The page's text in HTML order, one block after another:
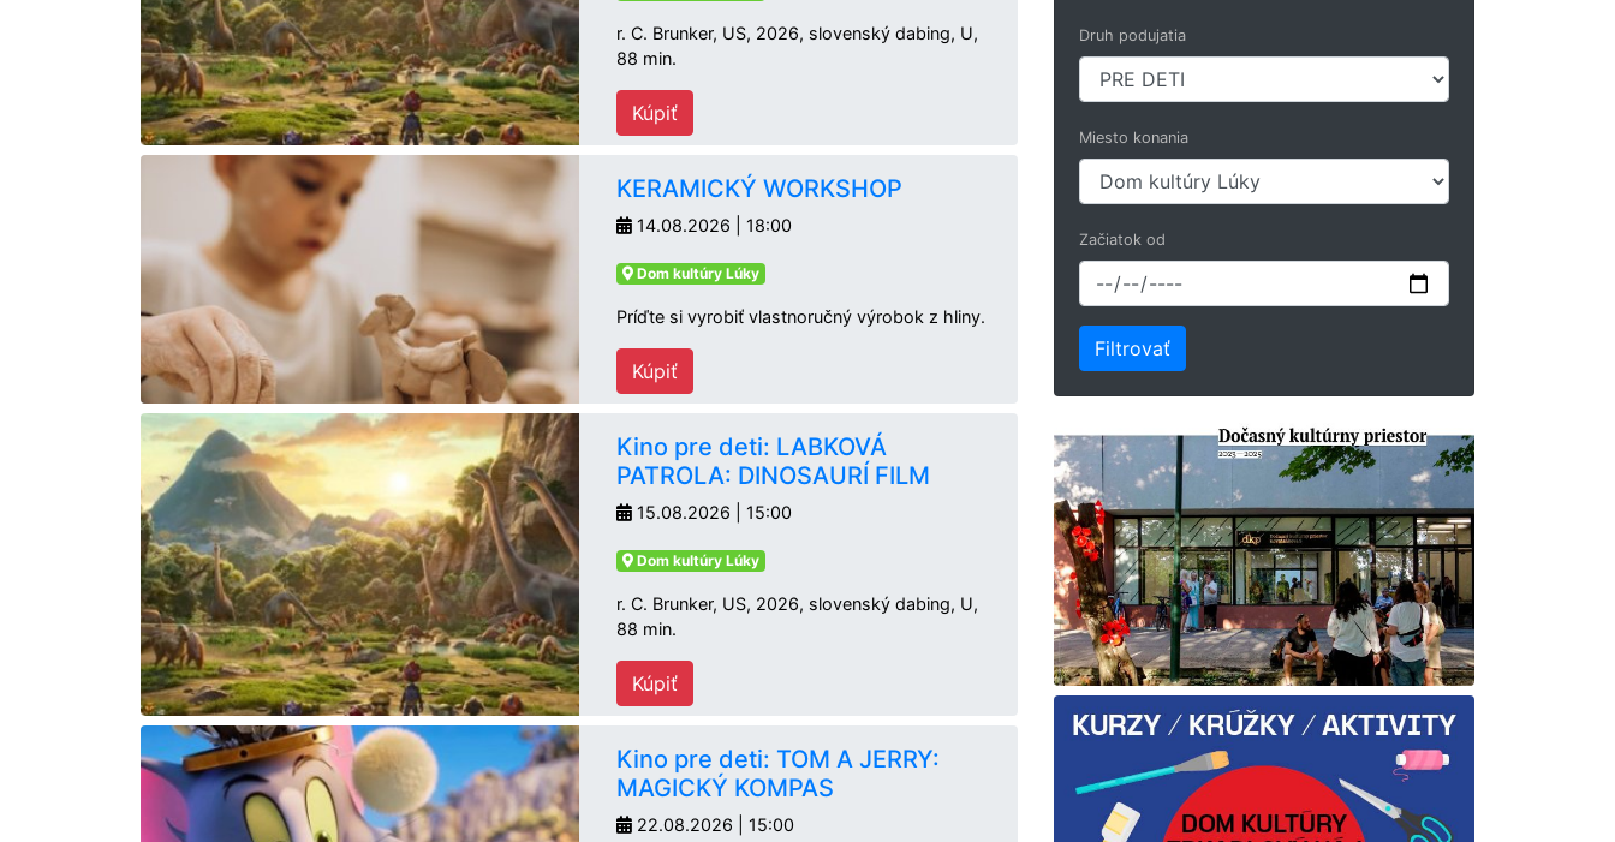
r. C. Brunker, US, 2026, slovenský dabing, U,
88 min.
Kúpiť
KERAMICKÝ WORKSHOP
14.08.2026 | 18:00
Dom kultúry Lúky
Príďte si vyrobiť vlastnoručný výrobok z hliny.
Kúpiť
Kino pre deti: LABKOVÁ
PATROLA: DINOSAURÍ FILM
15.08.2026 | 15:00
Dom kultúry Lúky
r. C. Brunker, US, 2026, slovenský dabing, U,
88 min.
Kúpiť
Kino pre deti: TOM A JERRY:
MAGICKÝ KOMPAS
22.08.2026 | 15:00
Druh podujatia
Miesto konania
Začiatok od